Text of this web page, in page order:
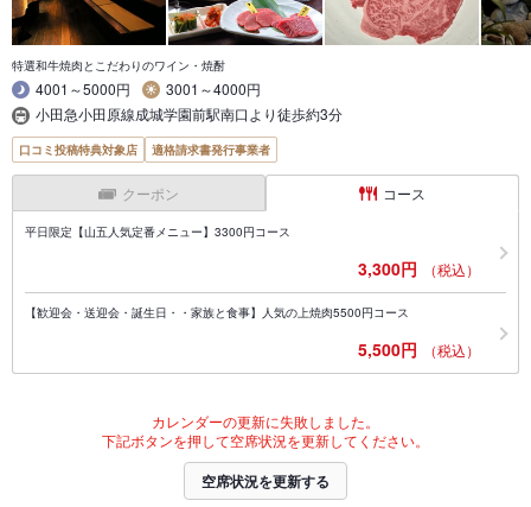
特選和牛焼肉とこだわりのワイン・焼酎
4001～5000円
3001～4000円
小田急小田原線成城学園前駅南口より徒歩約3分
口コミ投稿特典対象店 適格請求書発行事業者
クーポン コース
平日限定【山五人気定番メニュー】3300円コース
3,300円 （税込）
【歓迎会・送迎会・誕生日・・家族と食事】人気の上焼肉5500円コース
5,500円 （税込）
カレンダーの更新に失敗しました。
下記ボタンを押して空席状況を更新してください。
空席状況を更新する